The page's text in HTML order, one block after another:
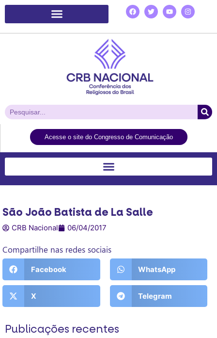
Acesse o site do Congresso de Comunicação
São João Batista de La Salle
CRB Nacional 06/04/2017
Compartilhe nas redes sociais
Facebook WhatsApp
X Telegram
Publicações recentes